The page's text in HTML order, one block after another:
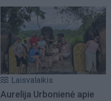
Laisvalaikis
Aurelija Urbonienė apie